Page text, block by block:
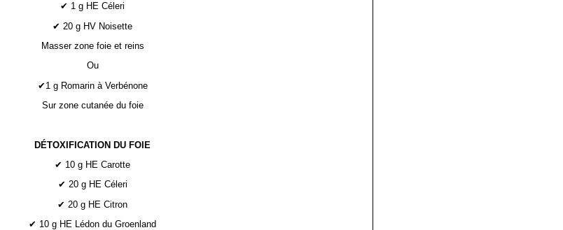
✔ 1 g HE Céleri
✔ 20 g HV Noisette
Masser zone foie et reins
Ou
✔1 g Romarin à Verbénone
Sur zone cutanée du foie
DÉTOXIFICATION DU FOIE
✔ 10 g HE Carotte
✔ 20 g HE Céleri
✔ 20 g HE Citron
✔ 10 g HE Lédon du Groenland